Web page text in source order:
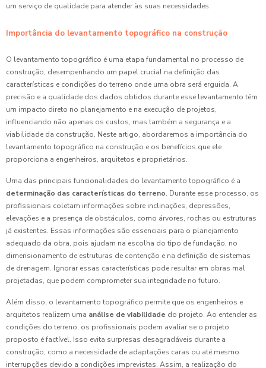
um serviço de qualidade para atender às suas necessidades.
Importância do levantamento topográfico na construção
O levantamento topográfico é uma etapa fundamental no processo de
construção, desempenhando um papel crucial na definição das
características e condições do terreno onde uma obra será erguida. A
precisão e a qualidade dos dados obtidos durante esse levantamento têm
um impacto direto no planejamento e na execução de projetos,
influenciando não apenas os custos, mas também a segurança e a
viabilidade da construção. Neste artigo, abordaremos a importância do
levantamento topográfico na construção e os benefícios que ele
proporciona a engenheiros, arquitetos e proprietários.
Uma das principais funcionalidades do levantamento topográfico é a
determinação das características do terreno. Durante esse processo, os
profissionais coletam informações sobre inclinações, depressões,
elevações e a presença de obstáculos, como árvores, rochas ou estruturas
já existentes. Essas informações são essenciais para o planejamento
adequado da obra, pois ajudam na escolha do tipo de fundação, no
dimensionamento de estruturas de contenção e na definição de sistemas
de drenagem. Ignorar essas características pode resultar em obras mal
projetadas, que podem comprometer sua integridade no futuro.
Além disso, o levantamento topográfico permite que os engenheiros e
arquitetos realizem uma análise de viabilidade do projeto. Ao entender as
condições do terreno, os profissionais podem avaliar se o projeto
proposto é factível. Isso evita surpresas desagradáveis durante a
construção, como a necessidade de adaptações caras ou até mesmo
interrupções devido a condições imprevistas. Assim, a realização do